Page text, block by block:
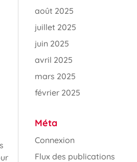
août 2025
juillet 2025
juin 2025
avril 2025
mars 2025
février 2025
Méta
Connexion
Flux des publications